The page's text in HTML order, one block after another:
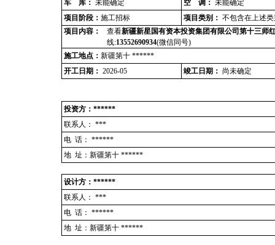
车 库： 未能确定 空 调： 未能确定
项目阶段： 施工招标 项目类别： 不包含在上述
项目内容：
查看新疆新星国有资本投资集团有限公司第十三师
线:13552690934(微信同号)
施工地点： 新疆第十 ******
开工日期： 2026-05 竣工日期： 尚未确定
投资方：******
联系人： ***
电 话： ******
地 址：新疆第十 ******
设计方：******
联系人： ***
电 话： ******
地 址：新疆第十 ******